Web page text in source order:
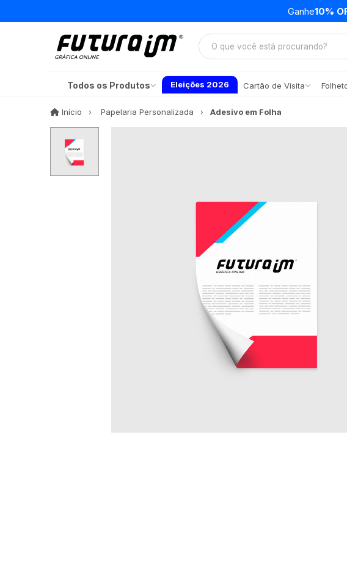
Ganhe10%
Todos os Produtos Eleições 2026 Cartão de Visita
Início InícioPapelaria Personalizada Adesivo em Folha